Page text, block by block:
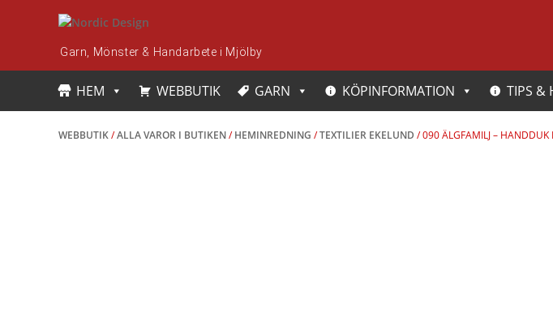
Garn, Mönster & Handarbete i Mjölby
HEM WEBBUTIK GARN KÖPINFORMATION TIPS &
WEBBUTIK/ALLA VAROR I BUTIKEN/HEMINREDNING /TEXTILIER EKELUND / 090 ÄLGFAMILJ – HANDDUK